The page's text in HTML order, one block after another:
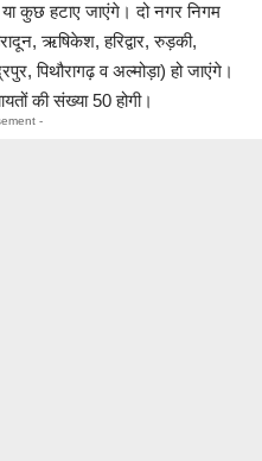
कुछ हटाए जाएंगे। दो नगर निगम
ऋषिकेश, हरिद्वार, रुड़की,
पिथौरागढ़ व अल्मोड़ा) हो जाएंगे।
की संख्या 50 होगी।
-